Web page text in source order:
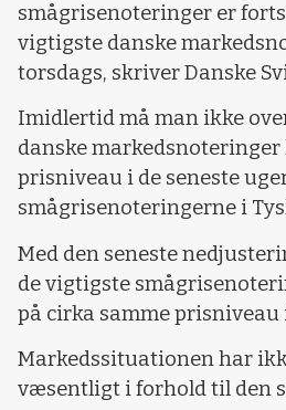
smågrisenoteringer er
vigtigste danske
torsdags, skriver Danske
Imidlertid må man ikke
danske markedsnoteringer
prisniveau i de seneste
smågrisenoteringerne i
Med den seneste
de vigtigste
på cirka samme prisniveau
Markedssituationen har
væsentligt i forhold til den